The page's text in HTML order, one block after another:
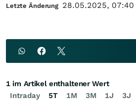
Letzte Änderung 28.05.2025, 07:40
Intraday 5T 1M 3M 1J 3J
1 im Artikel enthaltener Wert